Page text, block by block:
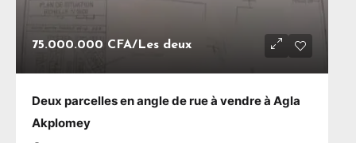
75.000.000 CFA/Les deux
Deux parcelles en angle de rue à vendre à Agla
Akplomey